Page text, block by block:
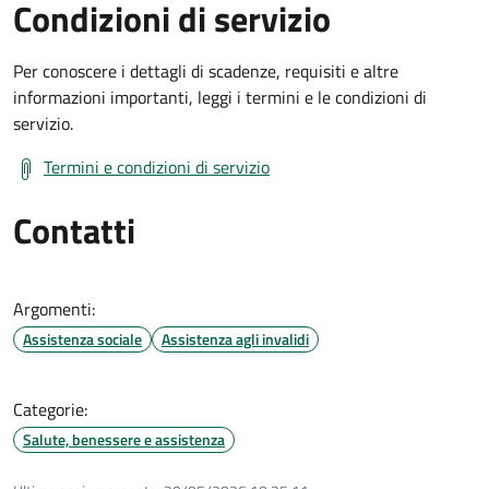
Condizioni di servizio
Per conoscere i dettagli di scadenze, requisiti e altre
informazioni importanti, leggi i termini e le condizioni di
servizio.
Termini e condizioni di servizio
Contatti
Argomenti:
Assistenza sociale Assistenza agli invalidi
Categorie:
Salute, benessere e assistenza